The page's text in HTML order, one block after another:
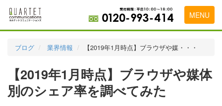
MENU
実績・お客様の声
初めて導入をお考えの方
ブログ 業界情報 【2019年1月時点】ブラウザや媒・・・
【2019年1月時点】ブラウザや媒体
別のシェア率を調べてみた